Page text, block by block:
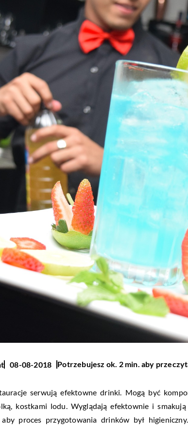
08-08-2018 Potrzebujesz ok. 2 min. aby
serwują efektowne drinki. Mogą być
kostkami lodu. Wyglądają efektownie i
aby proces przygotowania drinków był